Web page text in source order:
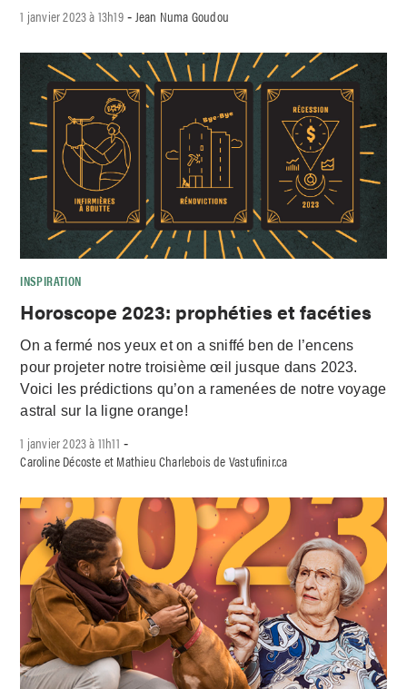
1 janvier 2023 à 13h19- Jean Numa Goudou
INSPIRATION
Horoscope 2023: prophéties et facéties
On a fermé nos yeux et on a sniffé ben de l’encens
pour projeter notre troisième œil jusque dans 2023.
Voici les prédictions qu’on a ramenées de notre voyage
astral sur la ligne orange!
1 janvier 2023 à 11h11 -
Caroline Décoste et Mathieu Charlebois de Vastufinir.ca